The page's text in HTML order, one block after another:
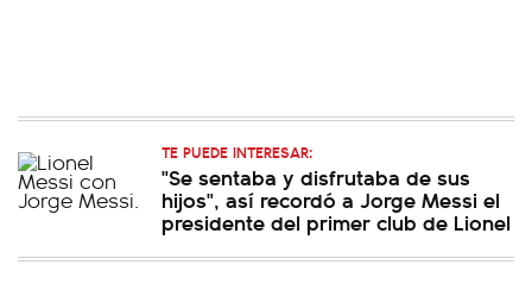
TE PUEDE INTERESAR:
"Se sentaba y disfrutaba de sus
hijos", así recordó a Jorge Messi el
presidente del primer club de Lionel